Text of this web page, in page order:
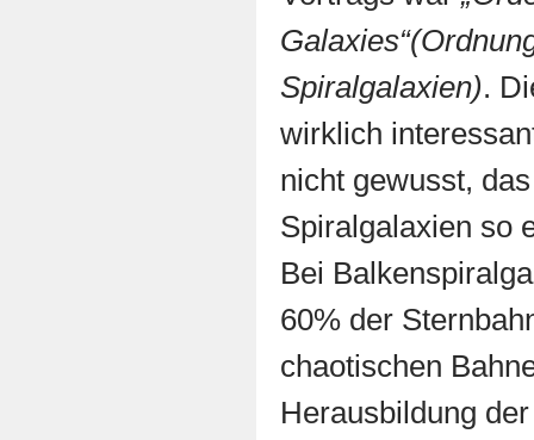
Spiralgalaxien).
wirklich
nicht gewusst,
Spiralgalaxien so
Bei
60% der
chaotischen
Herausbildung